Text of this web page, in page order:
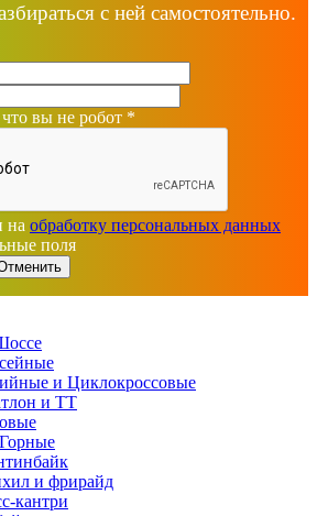
с ней самостоятельно.
вы не робот *
на обработку персональных данных
поля
и Циклокроссовые
и ТТ
Горные
и фрирайд
кантри